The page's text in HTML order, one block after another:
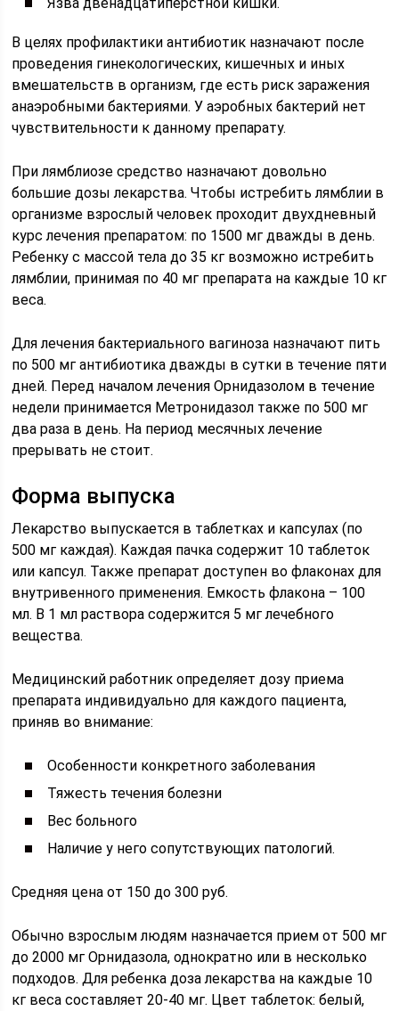
В целях профилактики антибиотик назначают после
проведения гинекологических, кишечных и иных
вмешательств в организм, где есть риск заражения
анаэробными бактериями. У аэробных бактерий нет
чувствительности к данному препарату.
При лямблиозе средство назначают довольно
большие дозы лекарства. Чтобы истребить лямблии в
организме взрослый человек проходит двухдневный
курс лечения препаратом: по 1500 мг дважды в день.
Ребенку с массой тела до 35 кг возможно истребить
лямблии, принимая по 40 мг препарата на каждые 10 кг
веса.
Для лечения бактериального вагиноза назначают пить
по 500 мг антибиотика дважды в сутки в течение пяти
дней. Перед началом лечения Орнидазолом в течение
недели принимается Метронидазол также по 500 мг
два раза в день. На период месячных лечение
прерывать не стоит.
Форма выпуска
Лекарство выпускается в таблетках и капсулах (по
500 мг каждая). Каждая пачка содержит 10 таблеток
или капсул. Также препарат доступен во флаконах для
внутривенного применения. Емкость флакона – 100
мл. В 1 мл раствора содержится 5 мг лечебного
вещества.
Медицинский работник определяет дозу приема
препарата индивидуально для каждого пациента,
приняв во внимание:
Особенности конкретного заболевания
Тяжесть течения болезни
Вес больного
Наличие у него сопутствующих патологий.
Средняя цена от 150 до 300 руб.
Обычно взрослым людям назначается прием от 500 мг
до 2000 мг Орнидазола, однократно или в несколько
подходов. Для ребенка доза лекарства на каждые 10
кг веса составляет 20-40 мг. Цвет таблеток: белый,